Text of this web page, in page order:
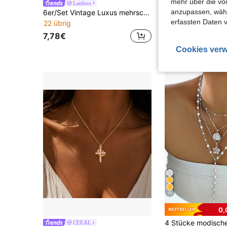
Lanhoo
6er/Set Vintage Luxus mehrschichtige stapelbare goldfarbene bunte Strass-Halsketten mit Sonnenblumen-Anhänger, vielseitiger Damenschmuck für den täglichen Gebrauch und Feiertagspartys, Kettenlänge in Abschnitten geschnitten, zufällige Strass-Farben
22 übrig
7,78€
4,68€ 4,69€
CEEAL
11
#3 Bestseller
anzupassen,
erfassten Daten
Cookies